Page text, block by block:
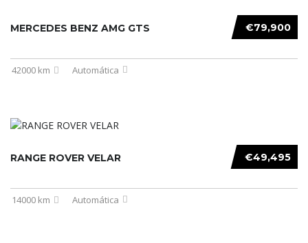
€79,900
MERCEDES BENZ AMG GTS
42000 km Automática
€49,495
RANGE ROVER VELAR
14000 km Automática